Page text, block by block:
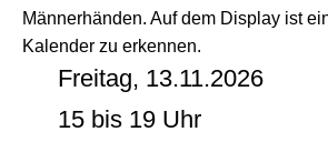
Freitag, 13.11.2026
15 bis 19 Uhr